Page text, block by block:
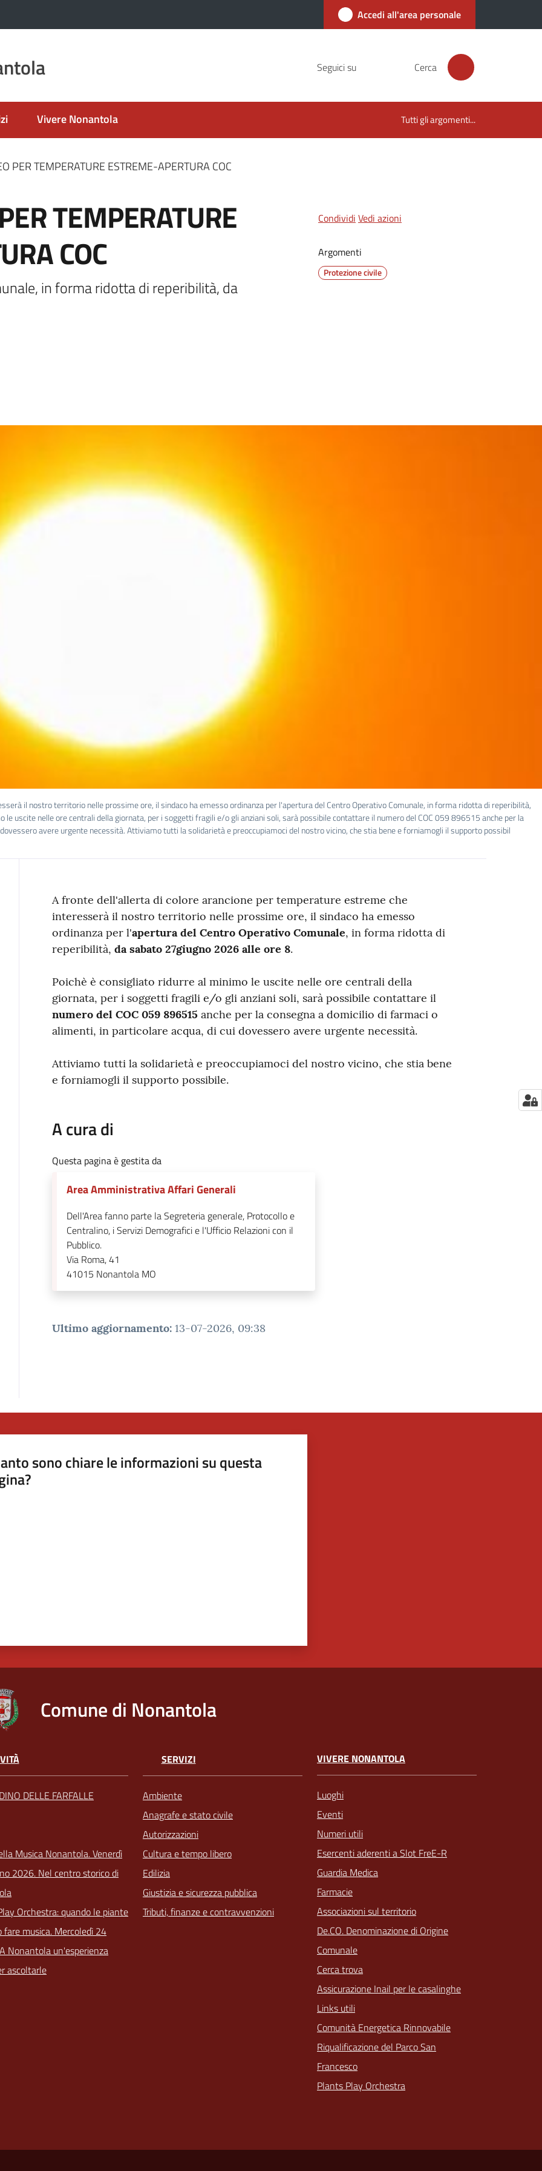
Accedi all'area personale
Seguici su Cerca
Vivere Nonantola Tutti gli argomenti...
PER TEMPERATURE ESTREME-APERTURA COC
TEMPERATURE
COC
in forma ridotta di reperibilità, da
Condividi Vedi azioni
Argomenti
Protezione civile
il nostro territorio nelle prossime ore, il sindaco ha emesso ordinanza per l'apertura del Centro Operativo Comunale, in forma ridotta di reperibilità,
uscite nelle ore centrali della giornata, per i soggetti fragili e/o gli anziani soli, sarà possibile contattare il numero del COC 059 896515 anche per la
avere urgente necessità. Attiviamo tutti la solidarietà e preoccupiamoci del nostro vicino, che stia bene e forniamogli il supporto possibil
Contenuto
A fronte dell'allerta di colore arancione per temperature estreme che
interesserà il nostro territorio nelle prossime ore, il sindaco ha emesso
ordinanza per l'apertura del Centro Operativo Comunale, in forma ridotta di
reperibilità, da sabato 27giugno 2026 alle ore 8.
Poichè è consigliato ridurre al minimo le uscite nelle ore centrali della
giornata, per i soggetti fragili e/o gli anziani soli, sarà possibile contattare il
numero del COC 059 896515 anche per la consegna a domicilio di farmaci o
alimenti, in particolare acqua, di cui dovessero avere urgente necessità.
Attiviamo tutti la solidarietà e preoccupiamoci del nostro vicino, che stia bene
e forniamogli il supporto possibile.
A cura di
Questa pagina è gestita da
Area Amministrativa Affari Generali
Dell'Area fanno parte la Segreteria generale, Protocollo e
Centralino, i Servizi Demografici e l'Ufficio Relazioni con il
Pubblico.
Via Roma, 41
41015 Nonantola MO
Ultimo aggiornamento: 13-07-2026, 09:38
sono chiare le informazioni su questa
Comune di Nonantola
DELLE FARFALLE
Musica Nonantola. Venerdì
2026. Nel centro storico di
Orchestra: quando le piante
fare musica. Mercoledì 24
Nonantola un'esperienza
ascoltarle
SERVIZI
Ambiente
Anagrafe e stato civile
Autorizzazioni
Cultura e tempo libero
Edilizia
Giustizia e sicurezza pubblica
Tributi, finanze e contravvenzioni
VIVERE NONANTOLA
Luoghi
Eventi
Numeri utili
Esercenti aderenti a Slot FreE-R
Guardia Medica
Farmacie
Associazioni sul territorio
De.CO. Denominazione di Origine
Comunale
Cerca trova
Assicurazione Inail per le casalinghe
Links utili
Comunità Energetica Rinnovabile
Riqualificazione del Parco San
Francesco
Plants Play Orchestra